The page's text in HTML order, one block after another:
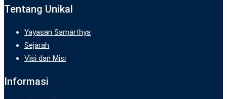
Tentang Unikal
Yayasan Samarthya
Sejarah
Visi dan Misi
Informasi